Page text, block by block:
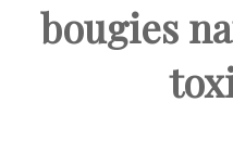
bougies